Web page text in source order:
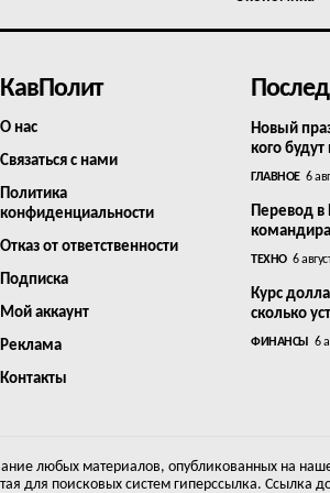
КавПолит
О нас
Связаться с нами
Политика
конфиденциальности
Отказ от ответственности
Подписка
Мой аккаунт
Реклама
Контакты
Новый
кого
ГЛАВНОЕ 6
Перевод
ТЕХНО 6
Курс
сколько
ФИНАНСЫ 6
любых материалов, опубликованных на
для поисковых систем гиперссылка.